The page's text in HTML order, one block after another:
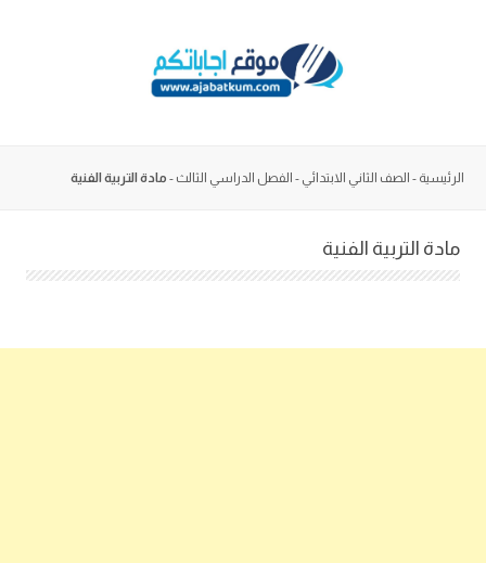
الرئيسية - الصف الثاني الابتدائي - الفصل الدراسي الثالث - مادة التربية الفنية
مادة التربية الفنية